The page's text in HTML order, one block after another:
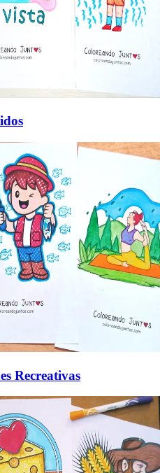
Recreativas